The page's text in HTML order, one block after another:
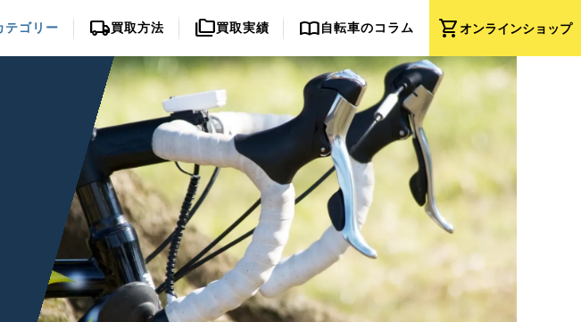
shopping_cartオンラインショップ
テゴリー local_shipping買取方法 folder_copy買取実績 import_contacts自転車のコラム